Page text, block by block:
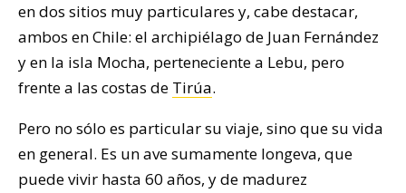
en dos sitios muy particulares y, cabe destacar,
ambos en Chile: el archipiélago de Juan Fernández
y en la isla Mocha, perteneciente a Lebu, pero
frente a las costas de Tirúa.
Pero no sólo es particular su viaje, sino que su vida
en general. Es un ave sumamente longeva, que
puede vivir hasta 60 años, y de madurez